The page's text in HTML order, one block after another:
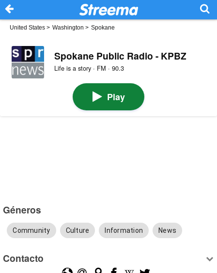
United States > Washington > Spokane
Spokane Public Radio - KPBZ
Life is a story · FM · 90.3
Play
Géneros
Community Culture Information News
Contacto